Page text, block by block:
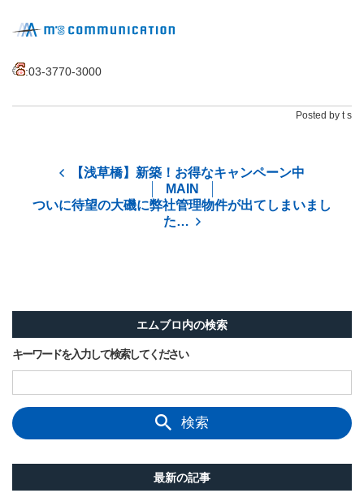
:03-3770-3000
Posted by t s
【浅草橋】新築！お得なキャンペーン中
MAIN
ついに待望の大磯に弊社管理物件が出てしまいまし
た…
エムブロ内の検索
キーワードを入力して検索してください
検索
最新の記事